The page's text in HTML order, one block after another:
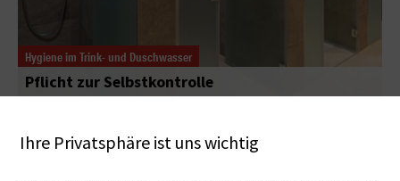
Hygiene im Trink- und Duschwasser
Pflicht zur Selbstkontrolle
Ihre Privatsphäre ist uns wichtig